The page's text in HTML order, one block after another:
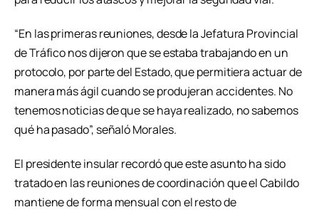
“En las primeras reuniones, desde la Jefatura Provincial
de Tráfico nos dijeron que se estaba trabajando en un
protocolo, por parte del Estado, que permitiera actuar de
manera más ágil cuando se produjeran accidentes. No
tenemos noticias de que se haya realizado, no sabemos
qué ha pasado”, señaló Morales.
El presidente insular recordó que este asunto ha sido
tratado en las reuniones de coordinación que el Cabildo
mantiene de forma mensual con el resto de